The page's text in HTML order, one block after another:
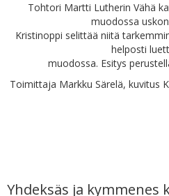
Tohtori Martti Lutherin Vähä
muodossa
Kristinoppi selittää niitä
helposti
muodossa. Esitys
Toimittaja Markku Särelä, kuvitus
Yhdeksäs ja kymmenes